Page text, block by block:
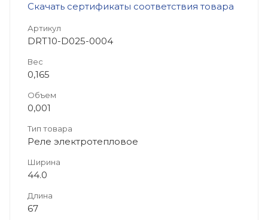
Скачать сертификаты соответствия товара
Артикул
DRT10-D025-0004
Вес
0,165
Объем
0,001
Тип товара
Реле электротепловое
Ширина
44.0
Длина
67